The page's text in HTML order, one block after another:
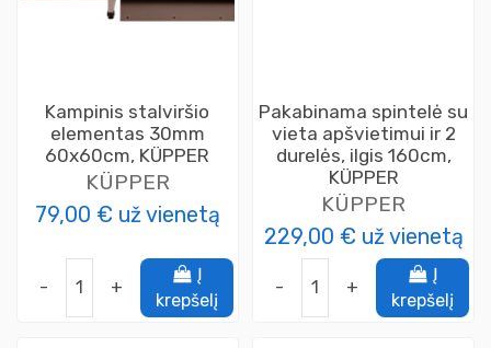
Kampinis stalviršio
elementas 30mm
60x60cm, KÜPPER
KÜPPER
79,00 € už vienetą
- +
Į
krepšelį
Pakabinama spintelė su
vieta apšvietimui ir 2
durelės, ilgis 160cm,
KÜPPER
KÜPPER
229,00 € už vienetą
- +
Į
krepšelį